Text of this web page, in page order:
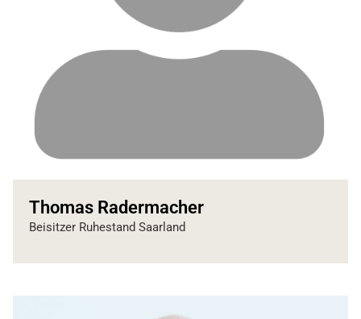
Thomas Radermacher
Beisitzer Ruhestand Saarland